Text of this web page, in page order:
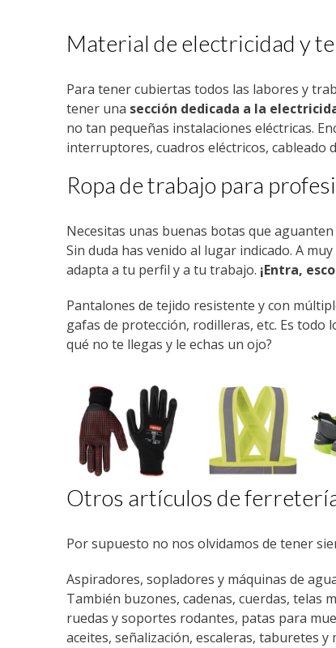
Material de electricidad y
Para tener cubiertas todos las labores y
tener una sección dedicada a la
no tan pequeñas instalaciones eléctricas.
interruptores, cuadros eléctricos, cableado
Ropa de trabajo para
Necesitas unas buenas botas que
Sin duda has venido al lugar indicado. A
adapta a tu perfil y a tu trabajo. ¡Entra,
Pantalones de tejido resistente y con
gafas de protección, rodilleras, etc. Es
qué no te llegas y le echas un ojo?
Otros artículos de
Por supuesto no nos olvidamos de tener
Aspiradores, sopladores y máquinas de
También buzones, cadenas, cuerdas, telas
ruedas y soportes rodantes, patas para
aceites, señalización, escaleras, taburetes y